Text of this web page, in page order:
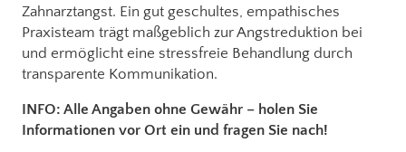
Zahnarztangst. Ein gut geschultes, empathisches
Praxisteam trägt maßgeblich zur Angstreduktion bei
und ermöglicht eine stressfreie Behandlung durch
transparente Kommunikation.
INFO: Alle Angaben ohne Gewähr – holen Sie
Informationen vor Ort ein und fragen Sie nach!